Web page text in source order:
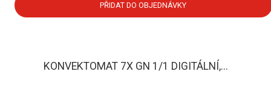
PŘIDAT DO OBJEDNÁVKY
KONVEKTOMAT 7X GN 1/1 DIGITÁLNÍ,...